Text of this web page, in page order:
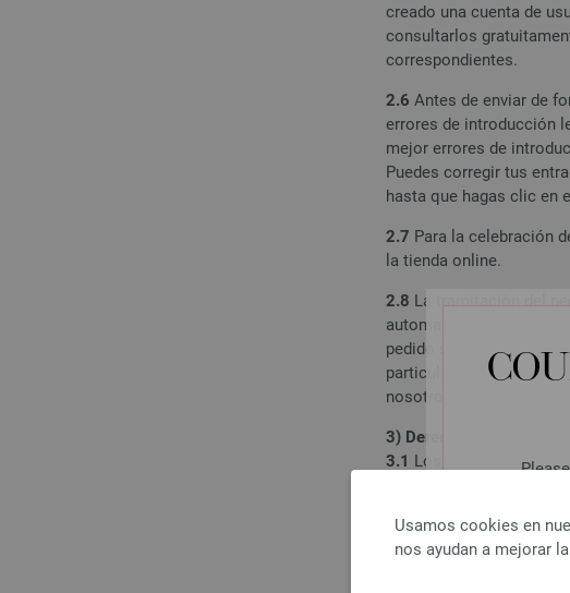
Usamos cookies en
nos ayudan a mejorar
creado una cuenta de
consultarlos
correspondientes.
2.6 Antes de enviar de
errores de introducción
mejor errores de
Puedes corregir tus
hasta que hagas clic en
2.7 Para la celebración
la tienda online.
2.8 La tramitación del
automatizada del
pedido sea correcta, de
particular, si utilizas
nosotros o por terceros
3) Derecho de
3.1 Los consumidores
Encontrarás
INFORMACIÓN